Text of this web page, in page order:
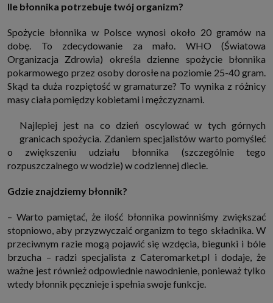
o tym jak zmienić ustawienia przeglądarki, aby ograniczyć lub wyłączyć
Przysługują Ci następujące uprawnienia wobec Twoich danych i ich
przetwarzania przez nas, inne podmioty z Grupy SAGIER i Zaufanych
Partnerów:
1. Jeśli udzieliłeś zgody na przetwarzanie danych możesz ją w każdej
chwili wycofać (cofnięcie zgody oczywiście nie uchyli zgodności z prawem
przetwarzania już dokonanego na jej podstawie);
2. Masz również prawo żądania dostępu do Twoich danych osobowych, ich
sprostowania, usunięcia lub ograniczenia przetwarzania, prawo do
przeniesienia danych, wyrażenia sprzeciwu wobec przetwarzania danych
oraz prawo do wniesienia skargi do organu nadzorczego, którym w Polsce
jest Prezes Urzędu Ochrony Danych Osobowych.Pod tym adresem
znajdziesz dodatkowe informacje dotyczące przetwarzania danych i
Ile błonnika potrzebuje twój organizm?
Spożycie błonnika w Polsce wynosi około 20 gramów na
dobę. To zdecydowanie za mało. WHO (Światowa
Organizacja Zdrowia) określa dzienne spożycie błonnika
pokarmowego przez osoby dorosłe na poziomie 25-40 gram.
Skąd ta duża rozpiętość w gramaturze? To wynika z różnicy
masy ciała pomiędzy kobietami i mężczyznami.
Najlepiej jest na co dzień oscylować w tych górnych
granicach spożycia. Zdaniem specjalistów warto pomyśleć
o zwiększeniu udziału błonnika (szczególnie tego
rozpuszczalnego w wodzie) w codziennej diecie.
Gdzie znajdziemy błonnik?
– Warto pamiętać, że ilość błonnika powinniśmy zwiększać
stopniowo, aby przyzwyczaić organizm to tego składnika. W
przeciwnym razie mogą pojawić się wzdęcia, biegunki i bóle
brzucha – radzi specjalista z Cateromarket.pl i dodaje, że
ważne jest również odpowiednie nawodnienie, ponieważ tylko
wtedy błonnik pęcznieje i spełnia swoje funkcje.